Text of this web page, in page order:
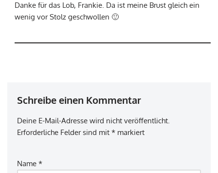
Danke für das Lob, Frankie. Da ist meine Brust gleich ein
wenig vor Stolz geschwollen 🙂
Schreibe einen Kommentar
Deine E-Mail-Adresse wird nicht veröffentlicht.
Erforderliche Felder sind mit * markiert
Name *